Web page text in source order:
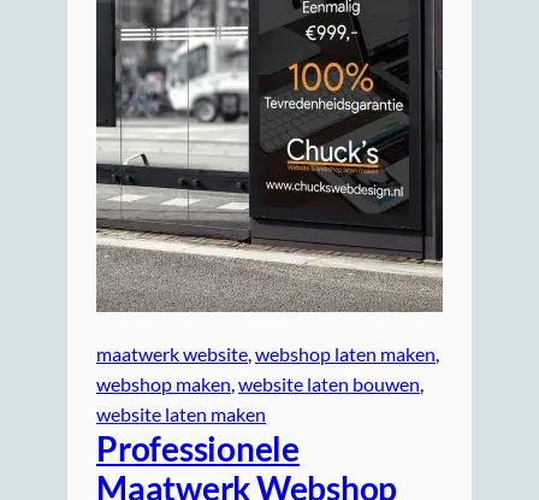
maatwerk website, webshop laten maken
webshop maken, website laten bouwen
website laten maken
Professionele
Maatwerk Webshop